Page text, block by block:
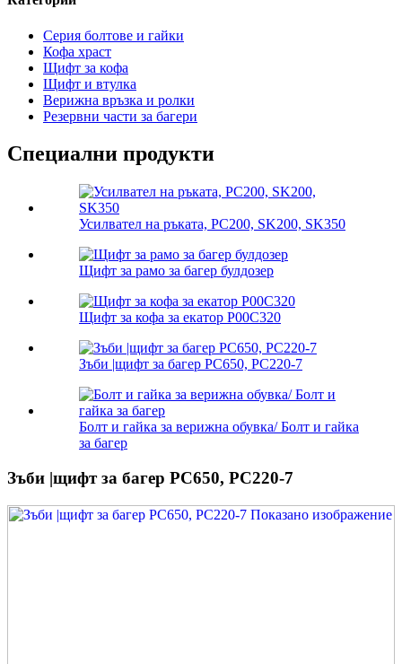
Серия болтове и гайки
Кофа храст
Щифт за кофа
Щифт и втулка
Верижна връзка и ролки
Резервни части за багери
Специални продукти
Усилвател на ръката, PC200, SK200, SK350
Щифт за рамо за багер булдозер
Щифт за кофа за екатор P00C320
Зъби |щифт за багер PC650, PC220-7
Болт и гайка за верижна обувка/ Болт и гайка
за багер
Зъби |щифт за багер PC650, PC220-7